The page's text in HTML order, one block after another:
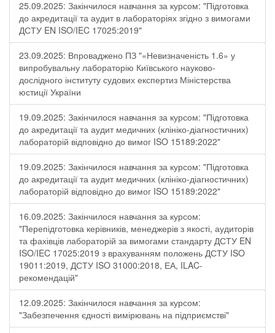
25.09.2025: Закінчилося навчання за курсом: "Підготовка
до акредитації та аудит в лабораторіях згідно з вимогами
ДСТУ EN ISO/IEC 17025:2019"
23.09.2025: Впроваджено ПЗ "«Невизначеність 1.6» у
випробувальну лабораторію Київського науково-
дослідного інституту судових експертиз Міністерства
юстиції України
19.09.2025: Закінчилося навчання за курсом: "Підготовка
до акредитації та аудит медичних (клініко-діагностичних)
лабораторій відповідно до вимог ISO 15189:2022"
19.09.2025: Закінчилося навчання за курсом: "Підготовка
до акредитації та аудит медичних (клініко-діагностичних)
лабораторій відповідно до вимог ISO 15189:2022"
16.09.2025: Закінчилося навчання за курсом:
"Перепідготовка керівників, менеджерів з якості, аудиторів
та фахівців лабораторій за вимогами стандарту ДСТУ EN
ISO/IEC 17025:2019 з врахуванням положень ДСТУ ISO
19011:2019, ДСТУ ISO 31000:2018, ЕА, ILAC-
рекомендацій"
12.09.2025: Закінчилося навчання за курсом:
"Забезпечення єдності вимірювань на підприємстві"